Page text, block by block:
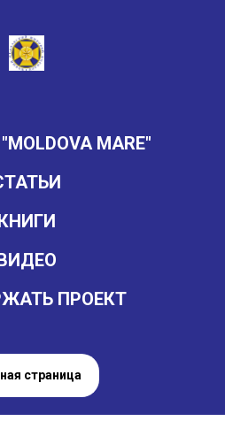
MARE"
ПРОЕКТ
страница